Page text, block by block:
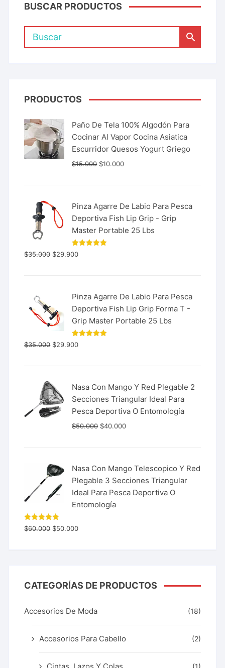
BUSCAR PRODUCTOS
PRODUCTOS
Paño De Tela 100% Algodón Para
Cocinar Al Vapor Cocina Asiatica
Escurridor Quesos Yogurt Griego
$15.000 $10.000
Pinza Agarre De Labio Para Pesca
Deportiva Fish Lip Grip - Grip
Master Portable 25 Lbs
Valorado
con
$35.000 $29.900
Pinza Agarre De Labio Para Pesca
Deportiva Fish Lip Grip Forma T -
Grip Master Portable 25 Lbs
Valorado
con
$35.000 $29.900
Nasa Con Mango Y Red Plegable 2
Secciones Triangular Ideal Para
Pesca Deportiva O Entomología
$50.000 $40.000
Nasa Con Mango Telescopico Y Red
Plegable 3 Secciones Triangular
Ideal Para Pesca Deportiva O
Entomología
Valorado
con 5.00
$60.000 $50.000
CATEGORÍAS DE PRODUCTOS
Accesorios De Moda (18)
Accesorios Para Cabello (2)